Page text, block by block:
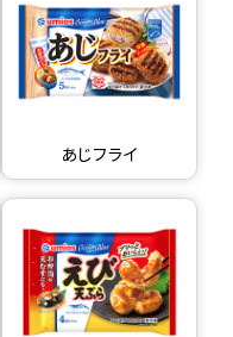
あじフライ